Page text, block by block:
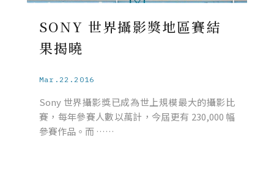
SONY 世界攝影獎地區賽結
果揭曉
Mar.22.2016
Sony 世界攝影獎已成為世上規模最大的攝影比
賽，每年參賽人數以萬計，今屆更有 230,000 幅
參賽作品。而 ……